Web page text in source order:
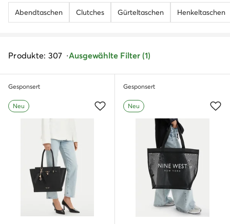
Abendtaschen Clutches Gürteltaschen Henkeltaschen
Produkte: 307 Ausgewählte Filter (1)
Gesponsert
Neu
Gesponsert
Neu